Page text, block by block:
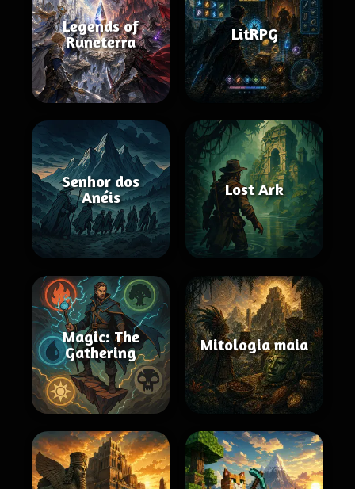
Legends of
Runeterra
LitRPG
Senhor dos
Anéis
Lost Ark
Magic: The
Gathering
Mitologia maia